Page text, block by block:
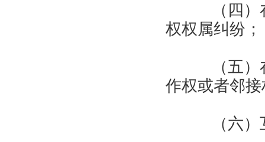
（四）在
权权属纠纷；
（五）在
作权或者邻
（六）互